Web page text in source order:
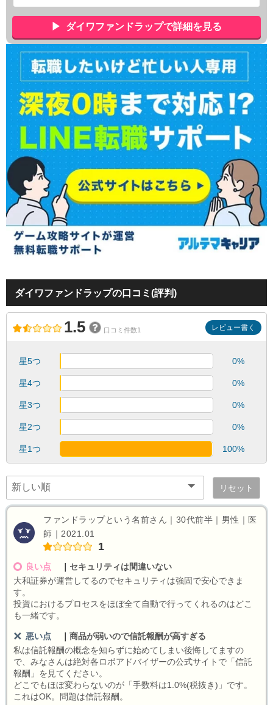
ダイワファンドラップで詳細を見る
ダイワファンドラップの口コミ(評判)
1.5 口コミ件数1 レビュー書く
星5つ 0%
星4つ 0%
星3つ 0%
星2つ 0%
星1つ 100%
リセット
ファンドラップという名前さん｜30代前半｜男性｜医
師｜2021.01
1
良い点
セキュリティは間違いない
大和証券が運営してるのでセキュリティは強固で安心できま
す。
投資におけるプロセスをほぼ全て自動で行ってくれるのはどこ
も一緒です。
悪い点
商品が弱いので信託報酬が高すぎる
私は信託報酬の概念を知らずに始めてしまい後悔してますの
で、みなさんは絶対各ロボアドバイザーの公式サイトで「信託
報酬」を見てください。
どこでもほぼ変わらないのが「手数料は1.0%(税抜き)」です。
これはOK。問題は信託報酬。